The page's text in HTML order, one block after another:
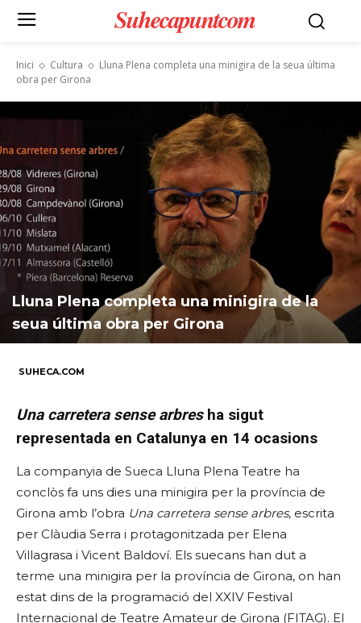
Suhecapuntcom
Inici Cultura
Lluna Plena completa una minigira de la seua última
obra per Girona
Lluna Plena completa una minigira de la
seua última obra per Girona
SUHECA.COM
Una carretera sense arbresha sigut
representada en Catalunya en 14 ocasions
La companyia de Sueca Lluna Plena Teatre ha
conclòs fa uns dies una minigira per la província de
Girona amb l’obra Una carretera sense arbres, escrita
per Clàudia Serra i protagonitzada per Elena
Villagrasa i Vicent Baldoví. Els suecans han dut a
terme una minigira per la província de Girona, on han
estat dins de la programació del XXIV Festival
Internacional de Teatre Amateur de Girona (FITAG). El